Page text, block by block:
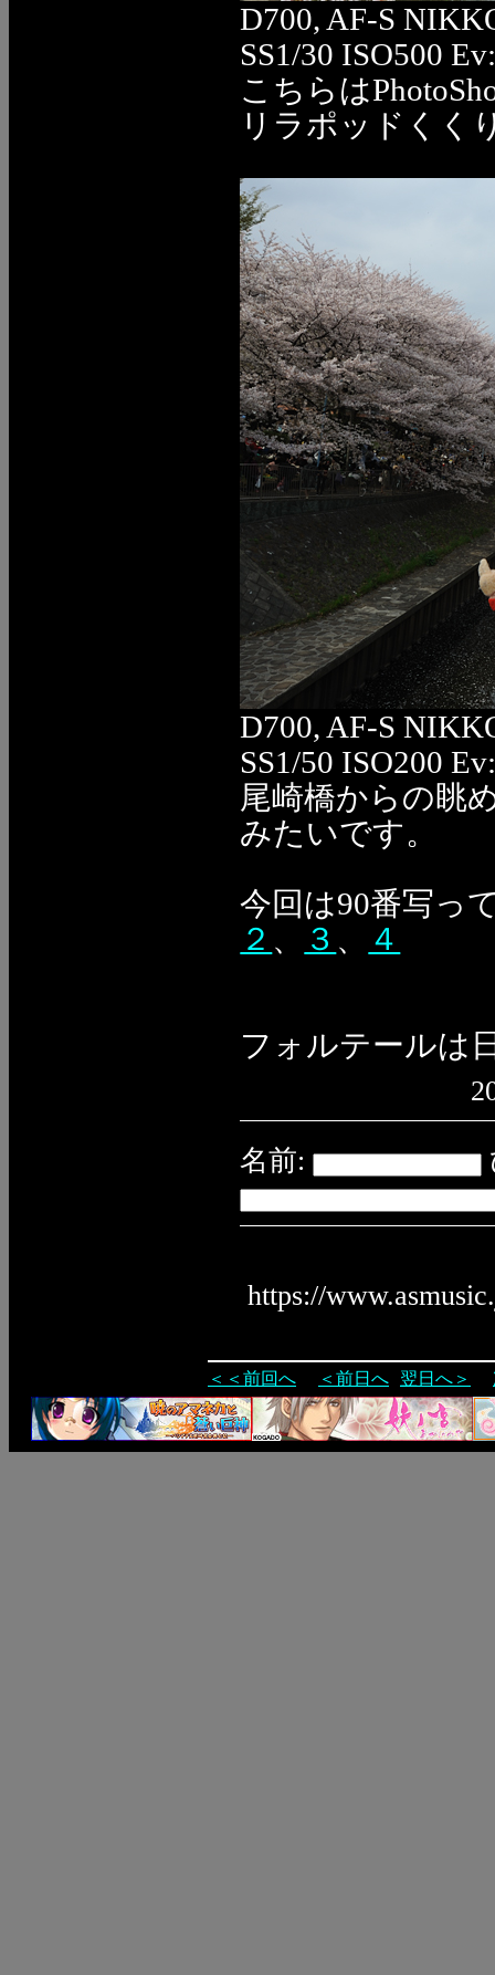
D700, AF-S
SS1/30 ISO500
こちらは
リラポッドくく
D700, AF-S
SS1/50 ISO200
尾崎橋からの眺
みたいです。
今回は90番写っ
２ 、 ３ 、 ４
フォルテールは
名前:
https://
＜＜前回へ ＜前日へ 翌日へ＞